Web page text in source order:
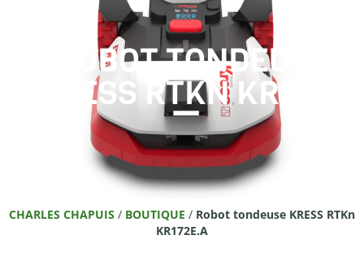
ROBOT TONDEUSE
KRESS RTKN KR271E
CHARLES CHAPUIS / BOUTIQUE / Robot tondeuse KRESS RTKn
KR172E.A